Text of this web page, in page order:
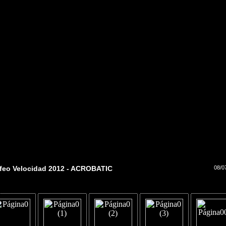
Velocidad 2012 - ACROBATIC 08/